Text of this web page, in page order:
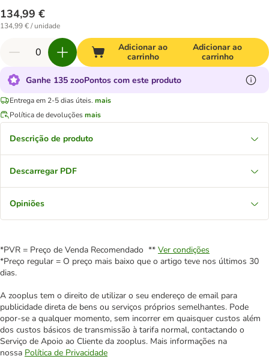
134,99 €
134,99 € / unidade
Adicionar ao
carrinho
Adicionar ao
carrinho
Ganhe 135 zooPontos com este produto
Entrega em 2-5 dias úteis. mais
Política de devoluçõesmais
Descrição de produto
Descarregar PDF
Opiniões
*PVR = Preço de Venda Recomendado ** Ver condições
*Preço regular = O preço mais baixo que o artigo teve nos últimos 30
dias.
A zooplus tem o direito de utilizar o seu endereço de email para
publicidade direta de bens ou serviços próprios semelhantes. Pode
opor-se a qualquer momento, sem incorrer em quaisquer custos além
dos custos básicos de transmissão à tarifa normal, contactando o
Serviço de Apoio ao Cliente da zooplus. Mais informações na
nossa Política de Privacidade